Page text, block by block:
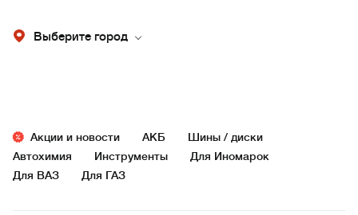
Выберите город
Акции и новости АКБ
Шины / диски
Автохимия
Инструменты
Для Иномарок
Для ВАЗ
Для ГАЗ